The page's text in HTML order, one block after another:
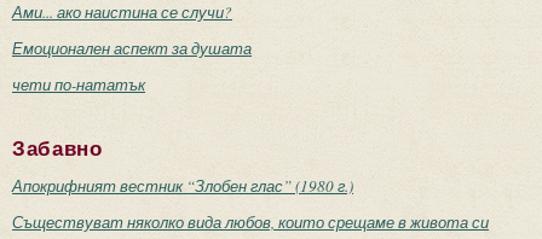
Ами... ако наистина се случи?
Емоционален аспект за душата
чети по-нататък
Забавно
Апокрифният вестник “Злобен глас” (1980 г.)
Съществуват няколко вида любов, които срещаме в живота си